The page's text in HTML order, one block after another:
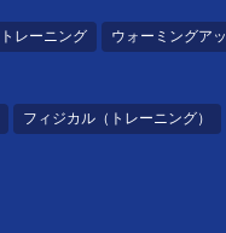
トレーニング ウォーミングア
フィジカル（トレーニング）